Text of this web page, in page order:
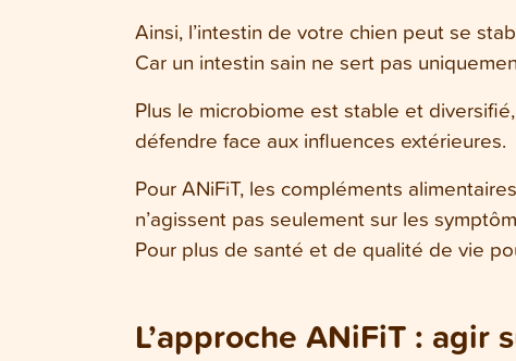
Ainsi, l’intestin de votre chien peut se
Car un intestin sain ne sert pas
Plus le microbiome est stable et
défendre face aux influences extérieures.
Pour ANiFiT, les compléments
n’agissent pas seulement sur les
Pour plus de santé et de qualité de vie
L’approche ANiFiT :